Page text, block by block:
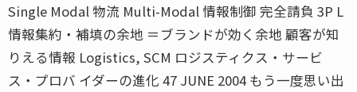
Single Modal 物流 Multi-Modal 情報制御 完全請負 3P L
情報集約・補填の余地 ＝ブランドが効く余地 顧客が知
りえる情報 Logistics, SCM ロジスティクス・サービ
ス・プロバ イダーの進化 47 JUNE 2004 もう一度思い出